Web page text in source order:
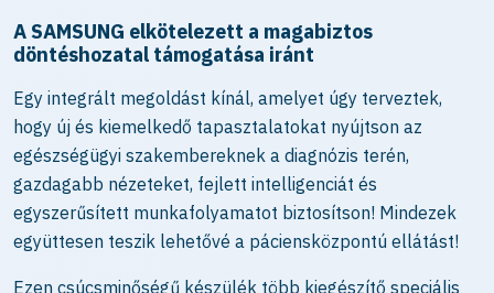
A SAMSUNG elkötelezett a magabiztos
döntéshozatal támogatása iránt
Egy integrált megoldást kínál, amelyet úgy terveztek,
hogy új és kiemelkedő tapasztalatokat nyújtson az
egészségügyi szakembereknek a diagnózis terén,
gazdagabb nézeteket, fejlett intelligenciát és
egyszerűsített munkafolyamatot biztosítson! Mindezek
együttesen teszik lehetővé a páciensközpontú ellátást!
Ezen csúcsminőségű készülék több kiegészítő speciális